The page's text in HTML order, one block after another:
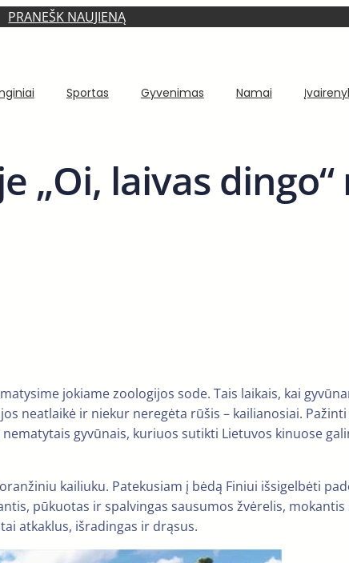
PRANEŠK NAUJIENĄ
Sportas Gyvenimas Namai
„Oi, laivas dingo“
jokiame zoologijos sode. Tais laikais, kai
neatlaikė ir niekur neregėta rūšis – kailianosiai.
gyvūnais, kuriuos sutikti Lietuvos kinuose
kailiuku. Patekusiam į bėdą Finiui išsigelbėti
pūkuotas ir spalvingas sausumos žvėrelis,
atkaklus, išradingas ir drąsus.